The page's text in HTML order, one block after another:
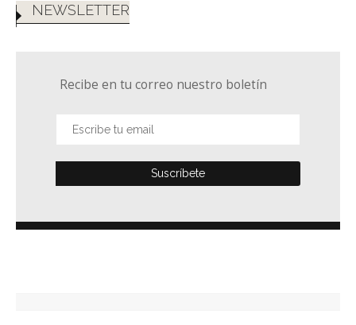
NEWSLETTER
Recibe en tu correo nuestro boletín